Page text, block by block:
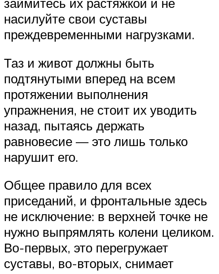
насилуйте свои суставы
преждевременными нагрузками.
Таз и живот должны быть
подтянутыми вперед на всем
протяжении выполнения
упражнения, не стоит их уводить
назад, пытаясь держать
равновесие — это лишь только
нарушит его.
Общее правило для всех
приседаний, и фронтальные здесь
не исключение: в верхней точке не
нужно выпрямлять колени целиком.
Во-первых, это перегружает
суставы, во-вторых, снимает